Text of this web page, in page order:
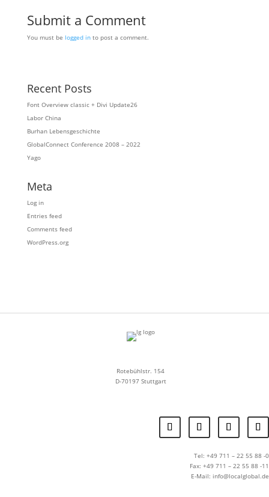
Submit a Comment
You must be logged into post a comment.
Recent Posts
Font Overview classic + Divi Update26
Labor China
Burhan Lebensgeschichte
GlobalConnect Conference 2008 – 2022
Yago
Meta
Log in
Entries feed
Comments feed
WordPress.org
Rotebühlstr. 154
D-70197 Stuttgart
Tel: +49 711 – 22 55 88 -0
Fax: +49 711 – 22 55 88 -11
E-Mail: info@localglobal.de